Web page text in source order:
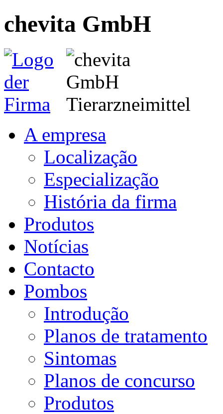
chevita GmbH
A empresa
Localização
Especialização
História da firma
Produtos
Notícias
Contacto
Pombos
Introdução
Planos de tratamento
Sintomas
Planos de concurso
Produtos